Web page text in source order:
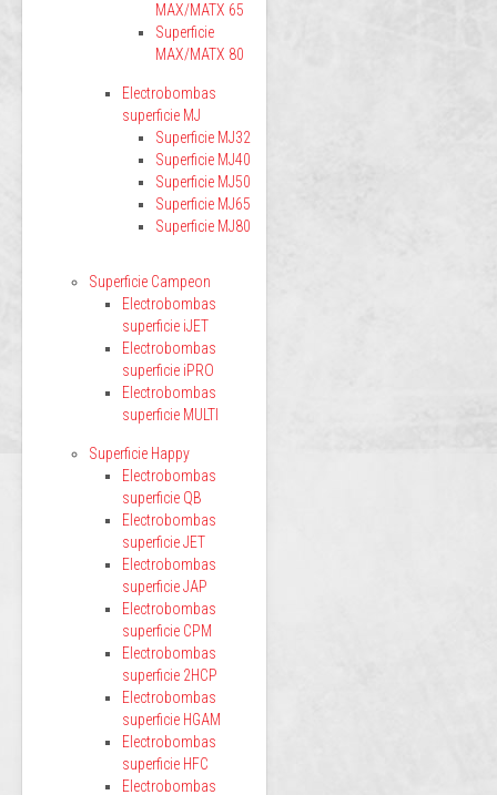
MAX/MATX 65
Superficie
MAX/MATX 80
Electrobombas
superficie MJ
Superficie MJ32
Superficie MJ40
Superficie MJ50
Superficie MJ65
Superficie MJ80
Superficie Campeon
Electrobombas
superficie iJET
Electrobombas
superficie iPRO
Electrobombas
superficie MULTI
Superficie Happy
Electrobombas
superficie QB
Electrobombas
superficie JET
Electrobombas
superficie JAP
Electrobombas
superficie CPM
Electrobombas
superficie 2HCP
Electrobombas
superficie HGAM
Electrobombas
superficie HFC
Electrobombas